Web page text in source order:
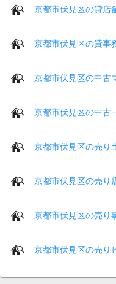
京都市伏見区の貸店
京都市伏見区の貸事
京都市伏見区の中古
京都市伏見区の中古
京都市伏見区の売り
京都市伏見区の売り
京都市伏見区の売り
京都市伏見区の売り